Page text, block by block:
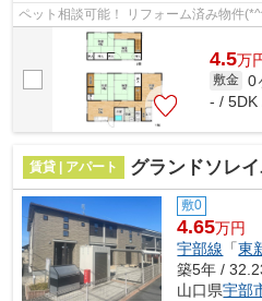
ペット相談可能！ リフォーム済み物件
4.5万
敷金 0
- / 5DK
賃貸 | アパート グランドソレイ
敷0
4.65万円
宇部線 「東
築5年 /
山口県宇部